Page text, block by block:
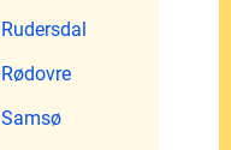
Rudersdal
Rødovre
Samsø